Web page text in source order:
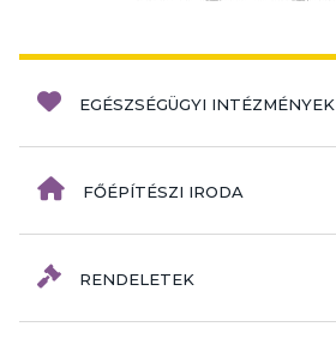
EGÉSZSÉGÜGYI INTÉZMÉNYEK
FŐÉPÍTÉSZI IRODA
RENDELETEK